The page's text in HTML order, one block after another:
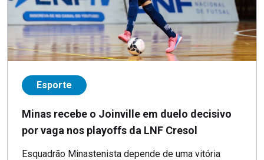
Esporte
Minas recebe o Joinville em duelo decisivo
por vaga nos playoffs da LNF Cresol
Esquadrão Minastenista depende de uma vitória